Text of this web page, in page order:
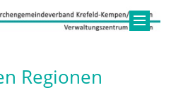
Regionen